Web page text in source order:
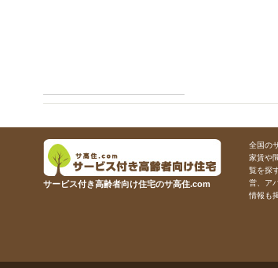
サービス付き高齢者向け住宅のサ高住.com
全国の
家賃や
覧を探
営、ア
情報も